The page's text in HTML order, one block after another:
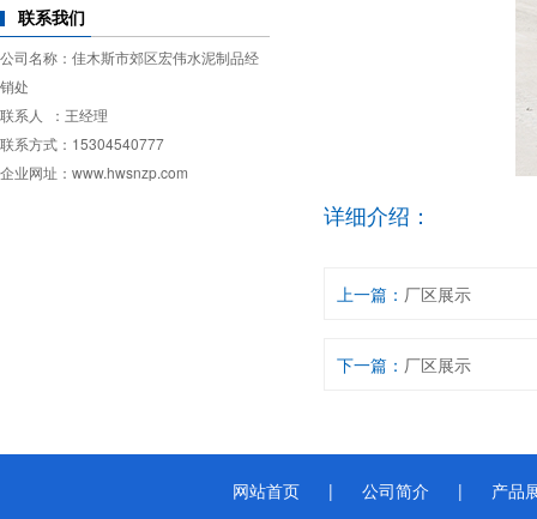
联系我们
公司名称：佳木斯市郊区宏伟水泥制品经
销处
联系人 ：王经理
联系方式：15304540777
企业网址：www.hwsnzp.com
详细介绍：
上一篇： 厂区展示
下一篇： 厂区展示
网站首页 | 公司简介 | 产品